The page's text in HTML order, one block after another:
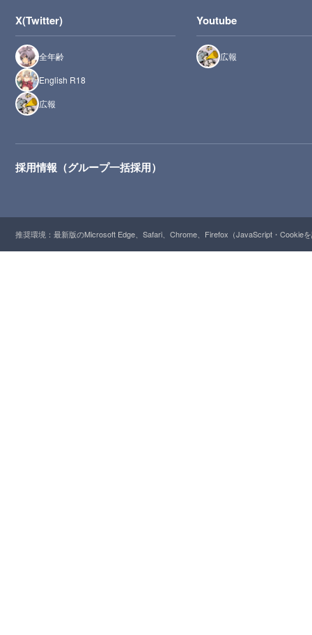
X(Twitter)
全年齢
English R18
広報
Youtube
広報
採用情報（グループ一括採用）
推奨環境：最新版のMicrosoft Edge、Safari、Chrome、Firefox（JavaScript・Cookie